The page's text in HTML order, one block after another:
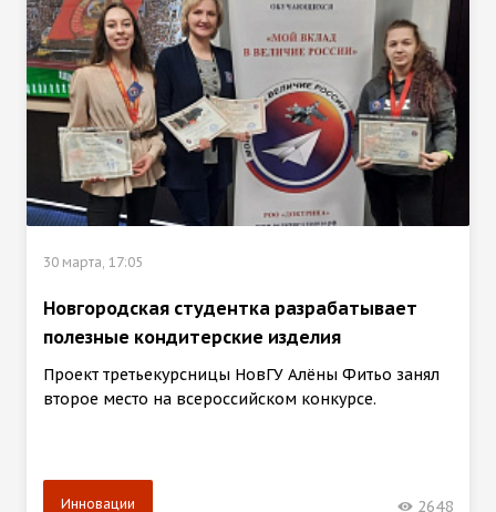
30 марта, 17:05
Новгородская студентка разрабатывает
полезные кондитерские изделия
Проект третьекурсницы НовГУ Алёны Фитьо занял
второе место на всероссийском конкурсе.
Инновации 2648